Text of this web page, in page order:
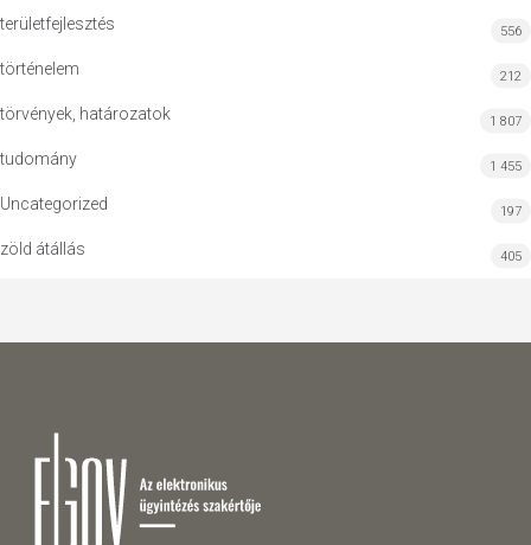
területfejlesztés 556
történelem 212
törvények, határozatok 1 807
tudomány 1 455
Uncategorized 197
zöld átállás 405